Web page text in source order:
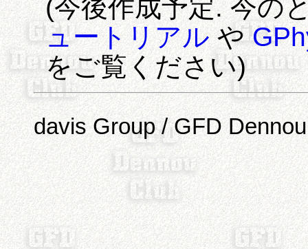
(今後作成予定. 今の
ュートリアルや
をご覧ください)
davis Group / GFD